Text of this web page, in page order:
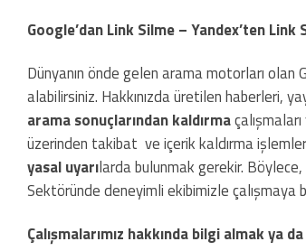
Google’dan Link Silme – Yandex’ten Link
Dünyanın önde gelen arama motorları olan
alabilirsiniz. Hakkınızda üretilen haberleri,
arama sonuçlarından kaldırma
üzerinden takibat ve içerik kaldırma
yasal uyarılarda bulunmak gerekir.
Sektöründe deneyimli ekibimizle
Çalışmalarımız hakkında bilgi almak